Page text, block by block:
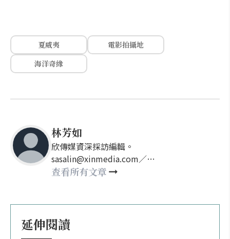
夏威夷
電影拍攝地
海洋奇緣
林芳如
欣傳媒資深採訪編輯。
sasalin@xinmedia.com／
happy21917@gmail.com
查看所有文章
延伸閱讀